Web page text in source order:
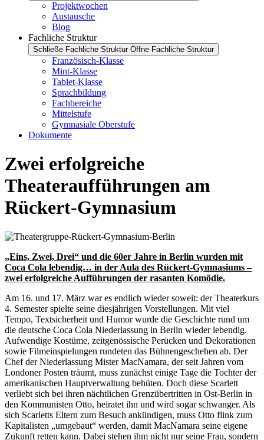
Projektwochen
Austausche
Blog
Fachliche Struktur
Schließe Fachliche Struktur Öffne Fachliche Struktur
Französisch-Klasse
Mint-Klasse
Tablet-Klasse
Sprachbildung
Fachbereiche
Mittelstufe
Gymnasiale Oberstufe
Dokumente
Zwei erfolgreiche
Theateraufführungen am
Rückert-Gymnasium
„Eins, Zwei, Drei“ und die 60er Jahre in Berlin wurden mit
Coca Cola lebendig… in der Aula des Rückert-Gymnasiums –
zwei erfolgreiche Aufführungen der rasanten Komödie.
Am 16. und 17. März war es endlich wieder soweit: der Theaterkurs
4. Semester spielte seine diesjährigen Vorstellungen. Mit viel
Tempo, Textsicherheit und Humor wurde die Geschichte rund um
die deutsche Coca Cola Niederlassung in Berlin wieder lebendig.
Aufwendige Kostüme, zeitgenössische Perücken und Dekorationen
sowie Filmeinspielungen rundeten das Bühnengeschehen ab. Der
Chef der Niederlassung Mister MacNamara, der seit Jahren vom
Londoner Posten träumt, muss zunächst einige Tage die Tochter der
amerikanischen Hauptverwaltung behüten. Doch diese Scarlett
verliebt sich bei ihren nächtlichen Grenzübertritten in Ost-Berlin in
den Kommunisten Otto, heiratet ihn und wird sogar schwanger. Als
sich Scarletts Eltern zum Besuch ankündigen, muss Otto flink zum
Kapitalisten „umgebaut“ werden, damit MacNamara seine eigene
Zukunft retten kann. Dabei stehen ihm nicht nur seine Frau, sondern